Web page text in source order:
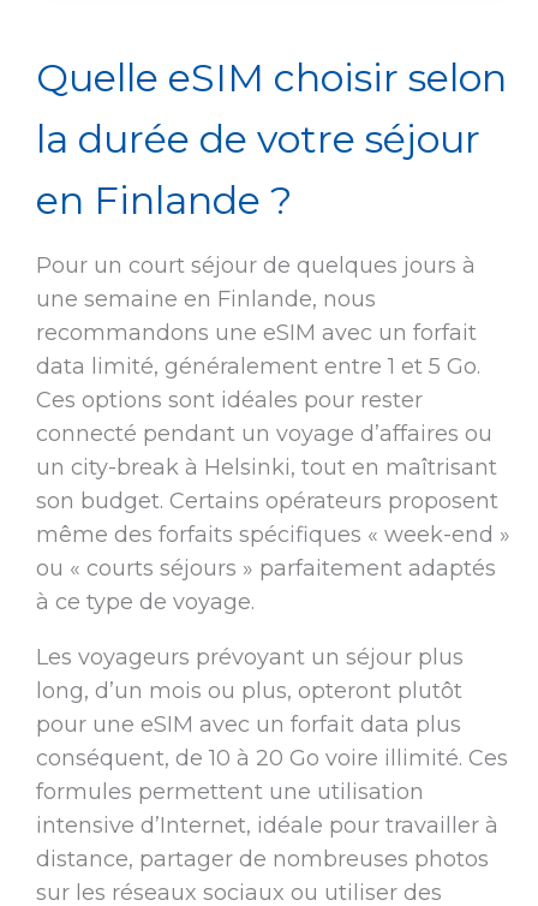
Quelle eSIM choisir selon
la durée de votre séjour
en Finlande ?
Pour un court séjour de quelques jours à
une semaine en Finlande, nous
recommandons une eSIM avec un forfait
data limité, généralement entre 1 et 5 Go.
Ces options sont idéales pour rester
connecté pendant un voyage d’affaires ou
un city-break à Helsinki, tout en maîtrisant
son budget. Certains opérateurs proposent
même des forfaits spécifiques « week-end »
ou « courts séjours » parfaitement adaptés
à ce type de voyage.
Les voyageurs prévoyant un séjour plus
long, d’un mois ou plus, opteront plutôt
pour une eSIM avec un forfait data plus
conséquent, de 10 à 20 Go voire illimité. Ces
formules permettent une utilisation
intensive d’Internet, idéale pour travailler à
distance, partager de nombreuses photos
sur les réseaux sociaux ou utiliser des